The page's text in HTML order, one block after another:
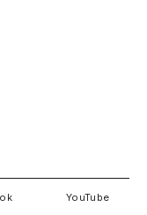
YouTube